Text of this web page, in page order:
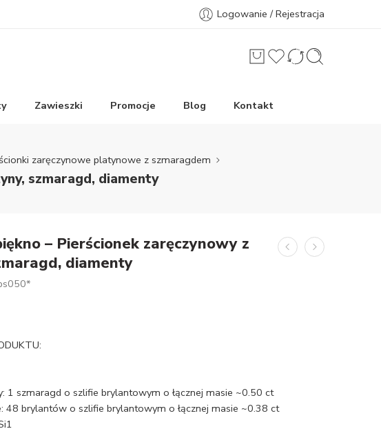
Logowanie / Rejestracja
Zawieszki Promocje Blog Kontakt
zaręczynowe platynowe z szmaragdem
szmaragd, diamenty
– Pierścionek zaręczynowy z
diamenty
1 szmaragd o szlifie brylantowym o łącznej masie ~0.50 ct
48 brylantów o szlifie brylantowym o łącznej masie ~0.38 ct